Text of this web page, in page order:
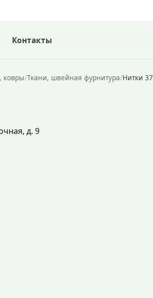
Контакты
ковры/Ткани, швейная фурнитура/Нитки 37
д. 9